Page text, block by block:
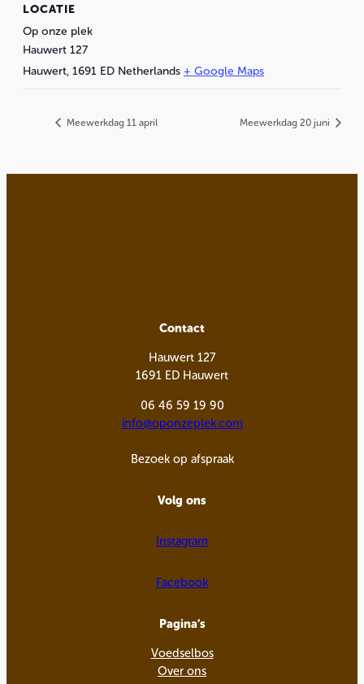
LOCATIE
Op onze plek
Hauwert 127
Hauwert, 1691 ED Netherlands + Google Maps
Meewerkdag 11 april Meewerkdag 20 juni
Contact
Hauwert 127
1691 ED Hauwert
06 46 59 19 90
info@oponzeplek.com
Bezoek op afspraak
Volg ons
Instagram
Facebook
Pagina’s
Voedselbos
Over ons